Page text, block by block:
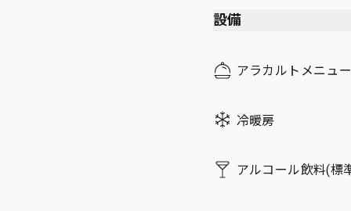
Sunday
設備
アラカルトメニュー
冷暖房
アルコール飲料(標